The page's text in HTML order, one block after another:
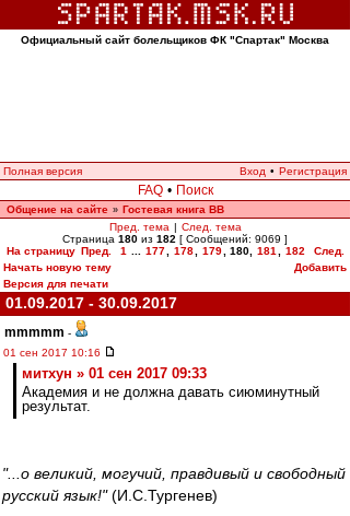
Официальный сайт болельщиков ФК "Спартак" Москва
Полная версия Вход • Регистрация
FAQ • Поиск
Общение на сайте » Гостевая книга ВВ
Пред. тема | След. тема
Страница 180 из 182 [ Сообщений: 9069 ]
На страницу Пред. 1 177 178 179 180, 181 182
След.
Начать новую тему
Добавить
Версия для печати
01.09.2017 - 30.09.2017
mmmmm -
01 сен 2017 10:16
митхун » 01 сен 2017 09:33
Академия и не должна давать сиюминутный
результат.
"...о великий, могучий, правдивый и свободный
русский язык!"(И.С.Тургенев)